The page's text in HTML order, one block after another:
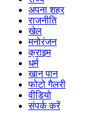
अपना शहर
राजनीति
खेल
मनोरंजन
क्राइम
धर्म
खान पान
फोटो गैलरी
वीडियो
संपर्क करें